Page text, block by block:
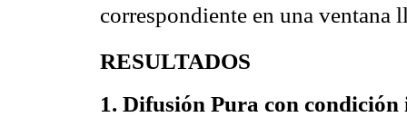
correspondiente en una ventana
RESULTADOS
1. Difusión Pura con